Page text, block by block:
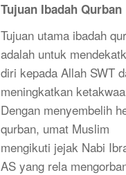
Tujuan Ibadah Qurban
Tujuan utama ibadah
adalah untuk
diri kepada Allah SWT
meningkatkan
Dengan menyembelih
qurban, umat Muslim
mengikuti jejak Nabi
AS yang rela